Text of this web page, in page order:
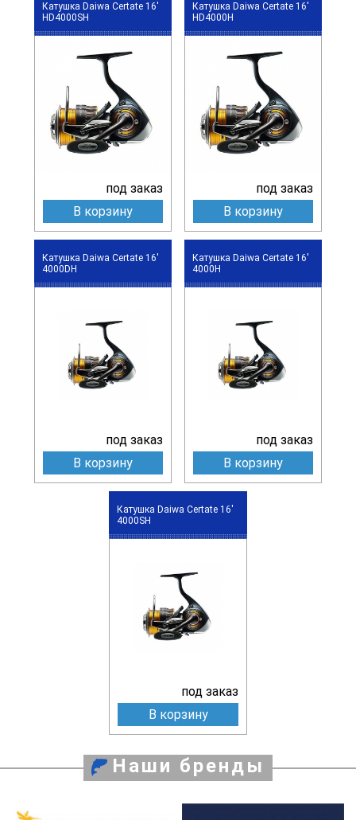
Катушка Daiwa Certate 16'
HD4000SH
под заказ
В корзину
Катушка Daiwa Certate 16'
HD4000H
под заказ
В корзину
Катушка Daiwa Certate 16'
4000DH
под заказ
В корзину
Катушка Daiwa Certate 16'
4000H
под заказ
В корзину
Катушка Daiwa Certate 16'
4000SH
под заказ
В корзину
Наши бренды